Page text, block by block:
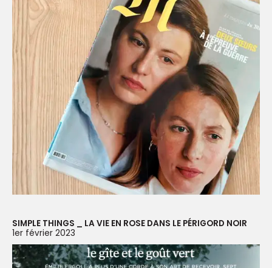
SIMPLE THINGS _ LA VIE EN ROSE DANS LE PÉRIGORD NOIR
1er février 2023